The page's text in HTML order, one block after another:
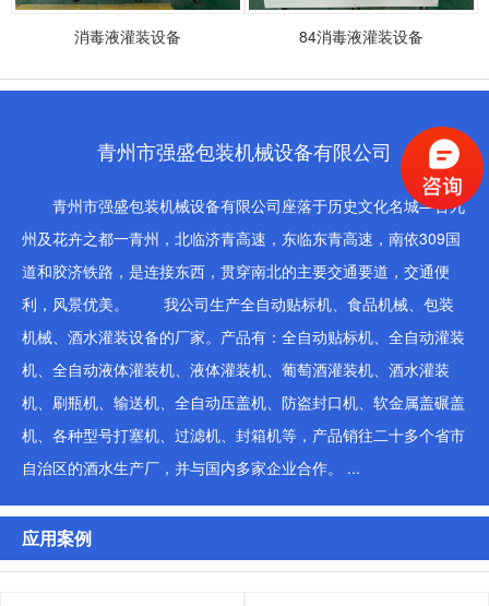
消毒液灌装设备 84消毒液灌装设备
青州市强盛包装机械设备有限公司
青州市强盛包装机械设备有限公司座落于历史文化名城—古九
州及花卉之都一青州，北临济青高速，东临东青高速，南依309国
道和胶济铁路，是连接东西，贯穿南北的主要交通要道，交通便
利，风景优美。 我公司生产全自动贴标机、食品机械、包装
机械、酒水灌装设备的厂家。产品有：全自动贴标机、全自动灌装
机、全自动液体灌装机、液体灌装机、葡萄酒灌装机、酒水灌装
机、刷瓶机、输送机、全自动压盖机、防盗封口机、软金属盖碾盖
机、各种型号打塞机、过滤机、封箱机等，产品销往二十多个省市
自治区的酒水生产厂，并与国内多家企业合作。 ...
应用案例